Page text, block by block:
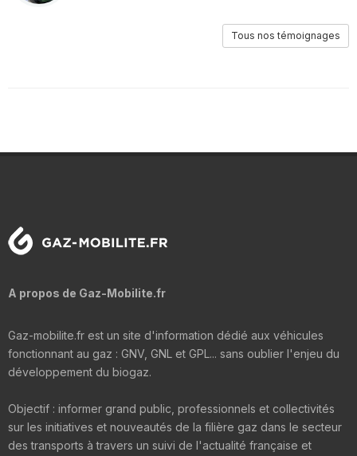
Tous nos témoignages
A propos de Gaz-Mobilite.fr
Gaz-mobilite.fr est un site d'information dédié aux véhicules
fonctionnant au gaz : GNV, GNL et GPL... sans oublier l'enjeu du
développement du biogaz.
Objectif : informer grand public, professionnels et collectivités
sur les initiatives et nouveautés de la filière gaz dans le secteur
des transports à travers un suivi de l'actualité française et